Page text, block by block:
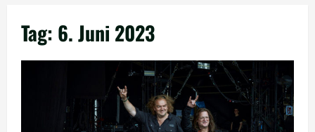
Tag: 6. Juni 2023